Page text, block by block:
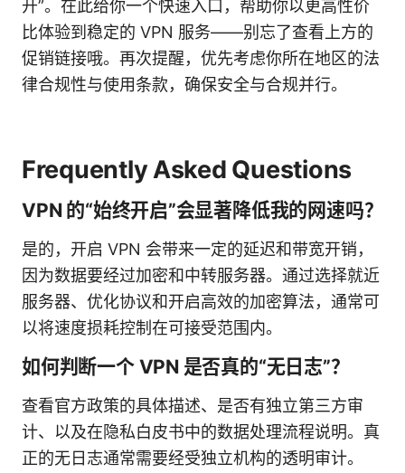
开”。在此给你一个快速入口，帮助你以更高性价
比体验到稳定的 VPN 服务——别忘了查看上方的
促销链接哦。再次提醒，优先考虑你所在地区的法
律合规性与使用条款，确保安全与合规并行。
Frequently Asked Questions
VPN 的“始终开启”会显著降低我的网速吗？
是的，开启 VPN 会带来一定的延迟和带宽开销，
因为数据要经过加密和中转服务器。通过选择就近
服务器、优化协议和开启高效的加密算法，通常可
以将速度损耗控制在可接受范围内。
如何判断一个 VPN 是否真的“无日志”？
查看官方政策的具体描述、是否有独立第三方审
计、以及在隐私白皮书中的数据处理流程说明。真
正的无日志通常需要经受独立机构的透明审计。